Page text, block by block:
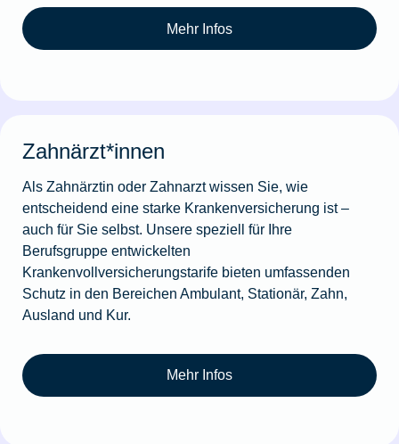
Mehr Infos
Zahnärzt*innen
Als Zahnärztin oder Zahnarzt wissen Sie, wie
entscheidend eine starke Krankenversicherung ist –
auch für Sie selbst. Unsere speziell für Ihre
Berufsgruppe entwickelten
Krankenvollversicherungstarife bieten umfassenden
Schutz in den Bereichen Ambulant, Stationär, Zahn,
Ausland und Kur.
Mehr Infos